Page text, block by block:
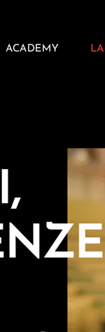
ACADEMY